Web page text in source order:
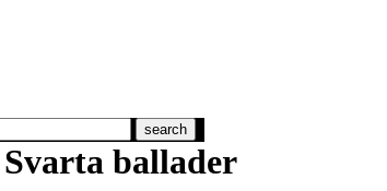
Svarta ballader